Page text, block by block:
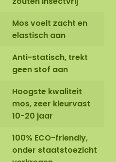
een specifieke
maken van ons
contact met ons op
deze pagina.
Mos voelt zacht en
elastisch aan
Anti-statisch, trekt
geen stof aan
Hoogste kwaliteit
mos, zeer kleurvast
10-20 jaar
100% ECO-friendly,
onder staatstoezicht